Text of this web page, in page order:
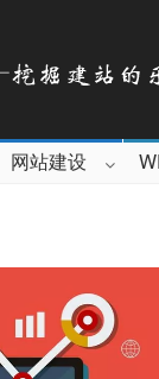
网站建设